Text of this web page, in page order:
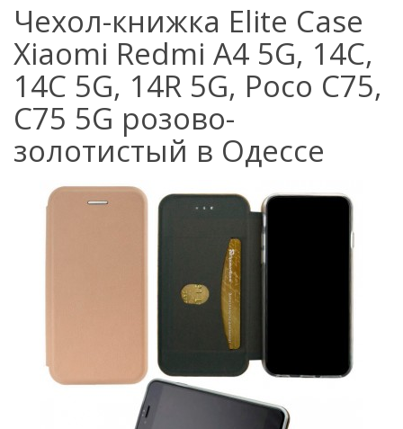
Чехол-книжка Elite Case
Xiaomi Redmi A4 5G, 14C,
14C 5G, 14R 5G, Poco C75,
C75 5G розово-
золотистый в Одессе